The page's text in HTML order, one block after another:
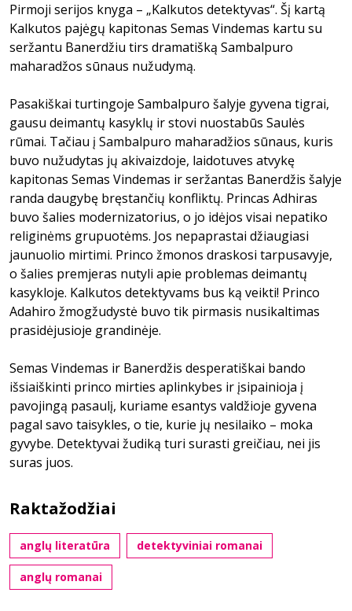
Pirmoji serijos knyga – „Kalkutos detektyvas“. Šį kartą
Kalkutos pajėgų kapitonas Semas Vindemas kartu su
seržantu Banerdžiu tirs dramatišką Sambalpuro
maharadžos sūnaus nužudymą.
Pasakiškai turtingoje Sambalpuro šalyje gyvena tigrai,
gausu deimantų kasyklų ir stovi nuostabūs Saulės
rūmai. Tačiau į Sambalpuro maharadžios sūnaus, kuris
buvo nužudytas jų akivaizdoje, laidotuves atvykę
kapitonas Semas Vindemas ir seržantas Banerdžis šalyje
randa daugybę bręstančių konfliktų. Princas Adhiras
buvo šalies modernizatorius, o jo idėjos visai nepatiko
religinėms grupuotėms. Jos nepaprastai džiaugiasi
jaunuolio mirtimi. Princo žmonos draskosi tarpusavyje,
o šalies premjeras nutyli apie problemas deimantų
kasykloje. Kalkutos detektyvams bus ką veikti! Princo
Adahiro žmogžudystė buvo tik pirmasis nusikaltimas
prasidėjusioje grandinėje.
Semas Vindemas ir Banerdžis desperatiškai bando
išsiaiškinti princo mirties aplinkybes ir įsipainioja į
pavojingą pasaulį, kuriame esantys valdžioje gyvena
pagal savo taisykles, o tie, kurie jų nesilaiko – moka
gyvybe. Detektyvai žudiką turi surasti greičiau, nei jis
suras juos.
Raktažodžiai
anglų literatūra detektyviniai romanai
anglų romanai